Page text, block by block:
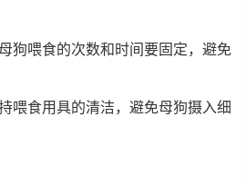
狗喂食的次数和时间要固定，避免
喂食用具的清洁，避免母狗摄入细